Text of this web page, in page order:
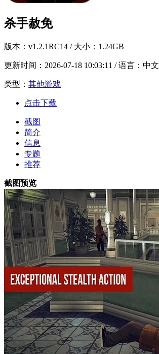
杀手赦免
版本： v1.2.1RC14 / 大小：1.24GB
更新时间： 2026-07-18 10:03:11 / 语言：中文
类型： 其他游戏
点击下载
截图
简介
信息
专题
推荐
截图预览